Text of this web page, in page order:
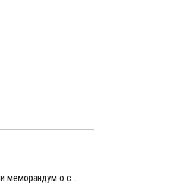
SOCAR и ExxonMobil подписали меморандум о сотрудничестве